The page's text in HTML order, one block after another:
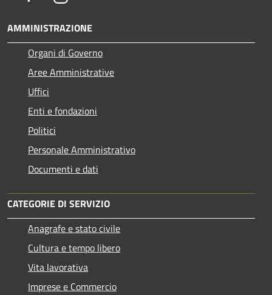
AMMINISTRAZIONE
Organi di Governo
Aree Amministrative
Uffici
Enti e fondazioni
Politici
Personale Amministrativo
Documenti e dati
CATEGORIE DI SERVIZIO
Anagrafe e stato civile
Cultura e tempo libero
Vita lavorativa
Imprese e Commercio